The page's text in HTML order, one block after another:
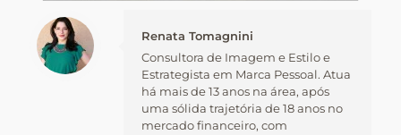
Renata Tomagnini
Consultora de Imagem e Estilo e
Estrategista em Marca Pessoal. Atua
há mais de 13 anos na área, após
uma sólida trajetória de 18 anos no
mercado financeiro, com